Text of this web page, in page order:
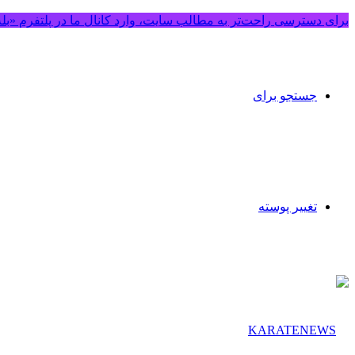
برای دسترسی راحت‌تر به مطالب سایت، وارد کانال ما در پلتفرم
جستجو برای
تغییر پوسته